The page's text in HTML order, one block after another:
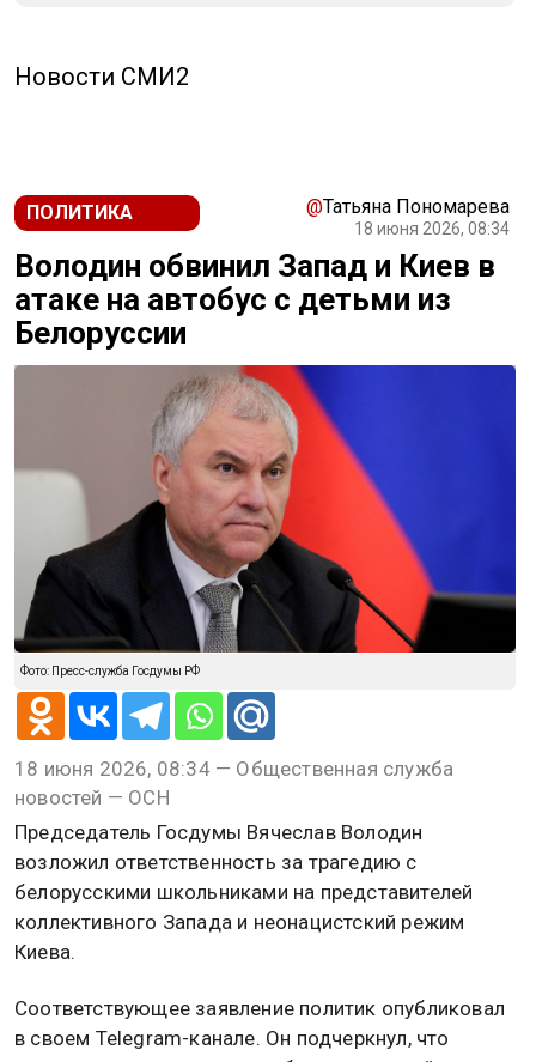
Новости СМИ2
ПОЛИТИКА @Татьяна Пономарева
18 июня 2026, 08:34
Володин обвинил Запад и Киев в
атаке на автобус с детьми из
Белоруссии
Фото: Пресс-служба Госдумы РФ
18 июня 2026, 08:34 — Общественная служба
новостей — ОСН
Председатель Госдумы Вячеслав Володин
возложил ответственность за трагедию с
белорусскими школьниками на представителей
коллективного Запада и неонацистский режим
Киева.
Соответствующее заявление политик опубликовал
в своем Telegram-канале. Он подчеркнул, что